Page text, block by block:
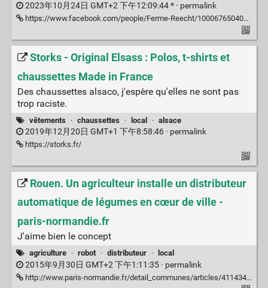
2023年10月24日 GMT+2 下午12:09:44 * · permalink
https://www.facebook.com/people/Ferme-Reecht/100067650403437/
Storks - Original Elsass : Polos, t-shirts et
chaussettes Made in France
Des chaussettes alsaco, j'espère qu'elles ne sont pas
trop raciste.
vêtements · chaussettes · local · alsace
2019年12月20日 GMT+1 下午8:58:46 · permalink
https://storks.fr/
Rouen. Un agriculteur installe un distributeur
automatique de légumes en cœur de ville -
paris-normandie.fr
J'aime bien le concept
agriculture · robot · distributeur · local
2015年9月30日 GMT+2 下午1:11:35 · permalink
http://www.paris-normandie.fr/detail_communes/articles/4114346/a-rouen-un-agriculteur-installe-un-distributeur-automatique-de-legumes-en-cur-de-ville#.VgupJfntmkq